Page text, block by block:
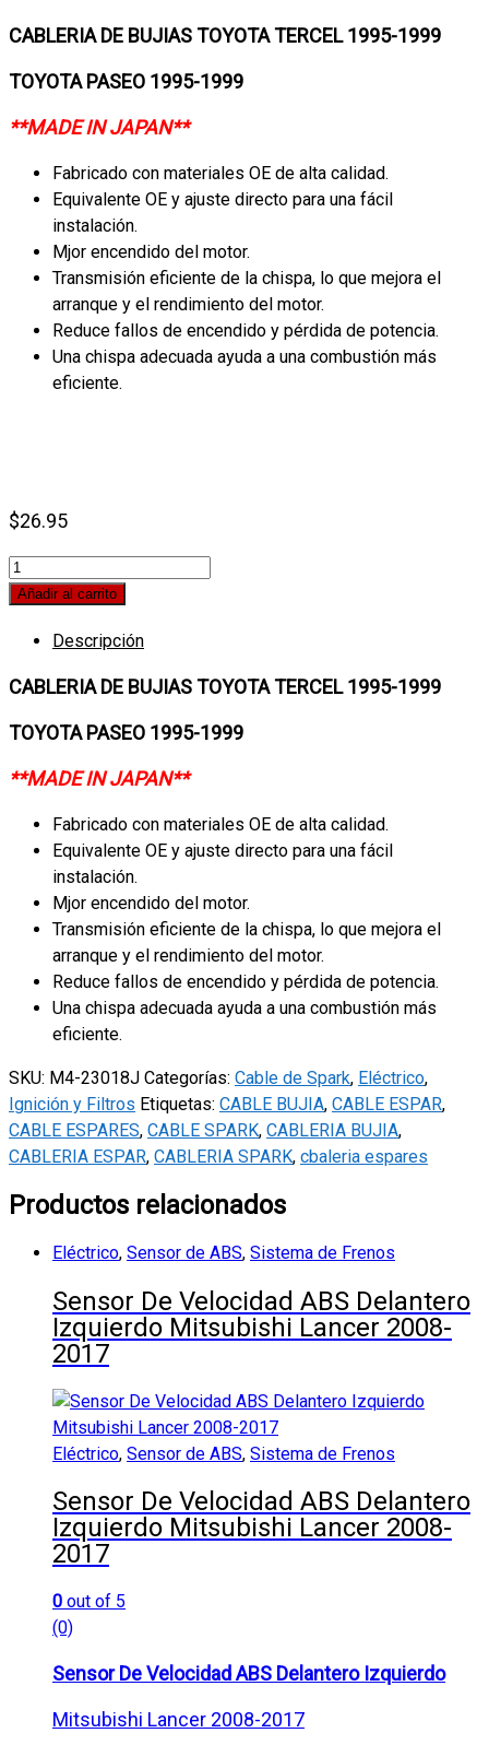
CABLERIA DE BUJIAS TOYOTA TERCEL 1995-1999
TOYOTA PASEO 1995-1999
**MADE IN JAPAN**
Fabricado con materiales OE de alta calidad.
Equivalente OE y ajuste directo para una fácil
instalación.
Mjor encendido del motor.
Transmisión eficiente de la chispa, lo que mejora el
arranque y el rendimiento del motor.
Reduce fallos de encendido y pérdida de potencia.
Una chispa adecuada ayuda a una combustión más
eficiente.
$26.95
Cable
de
Toyota
1995-
1999
Paseo
1999
quantity
Añadir al carrito
Descripción
CABLERIA DE BUJIAS TOYOTA TERCEL 1995-1999
TOYOTA PASEO 1995-1999
**MADE IN JAPAN**
Fabricado con materiales OE de alta calidad.
Equivalente OE y ajuste directo para una fácil
instalación.
Mjor encendido del motor.
Transmisión eficiente de la chispa, lo que mejora el
arranque y el rendimiento del motor.
Reduce fallos de encendido y pérdida de potencia.
Una chispa adecuada ayuda a una combustión más
eficiente.
SKU: M4-23018J Categorías: Cable de Spark, Eléctrico,
Ignición y Filtros Etiquetas: CABLE BUJIA, CABLE ESPAR,
CABLE ESPARES, CABLE SPARK, CABLERIA BUJIA,
CABLERIA ESPAR, CABLERIA SPARK, cbaleria espares
Productos relacionados
Eléctrico, Sensor de ABS, Sistema de Frenos
Sensor De Velocidad ABS Delantero
Izquierdo Mitsubishi Lancer 2008-
2017
Eléctrico, Sensor de ABS, Sistema de Frenos
Sensor De Velocidad ABS Delantero
Izquierdo Mitsubishi Lancer 2008-
2017
0 out of 5
(0)
Sensor De Velocidad ABS Delantero Izquierdo
Mitsubishi Lancer 2008-2017